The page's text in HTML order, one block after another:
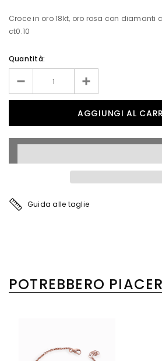
Croce in oro 18kt, oro rosa con diamanti
ct0.10
Quantità:
Guida alle taglie
POTREBBERO